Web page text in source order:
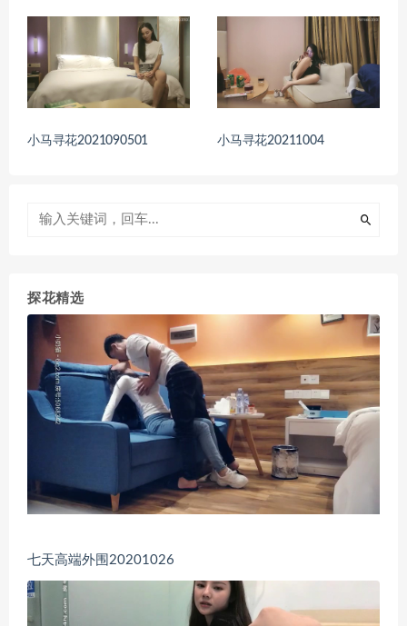
小马寻花2021090501 小马寻花20211004
探花精选
七天高端外围20201026